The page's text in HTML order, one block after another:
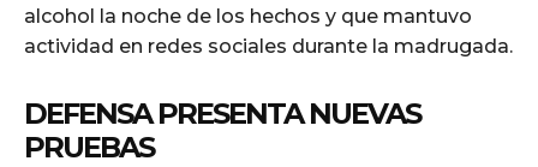
alcohol la noche de los hechos y que mantuvo
actividad en redes sociales durante la madrugada.
DEFENSA PRESENTA NUEVAS
PRUEBAS